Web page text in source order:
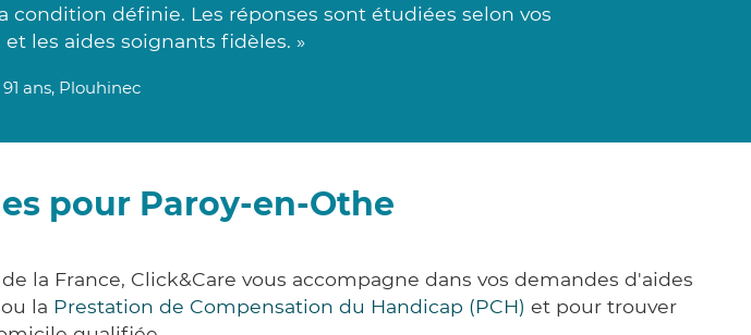
définie. Les réponses sont étudiées selon vos
les aides soignants fidèles. »
91 ans, Plouhinec
pour Paroy-en-Othe
la France, Click&Care vous accompagne dans vos demandes d'aides
ou la Prestation de Compensation du Handicap (PCH) et pour trouver